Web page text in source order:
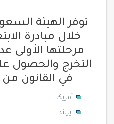
توفر الهيئة
خلال مبادرة
التخرج والحصول
في القانون من
أمريكا
ايرلند